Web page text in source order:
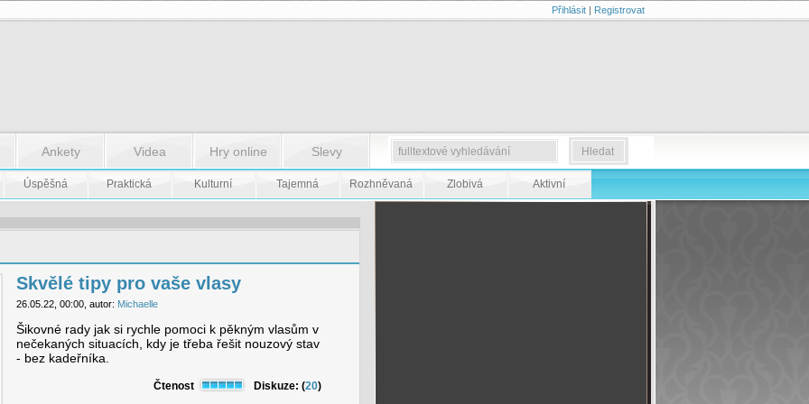
Přihlásit| Registrovat
Ankety Videa Hry online Slevy
Úspěšná Praktická Kulturní Tajemná Rozhněvaná Zlobivá Aktivní
Skvělé tipy pro vaše vlasy
26.05.22, 00:00, autor: Michaelle
Šikovné rady jak si rychle pomoci k pěkným vlasům v
nečekaných situacích, kdy je třeba řešit nouzový stav
- bez kadeřníka.
Čtenost Diskuze: (20)